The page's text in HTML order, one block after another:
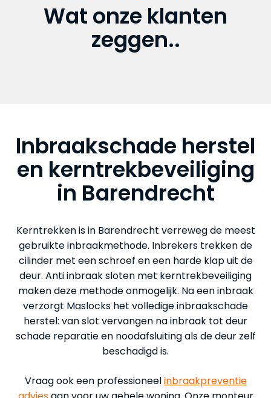
Wat onze klanten
zeggen..
Inbraakschade herstel
en kerntrekbeveiliging
in Barendrecht
Kerntrekken is in Barendrecht verreweg de meest
gebruikte inbraakmethode. Inbrekers trekken de
cilinder met een schroef en een harde klap uit de
deur. Anti inbraak sloten met kerntrekbeveiliging
maken deze methode onmogelijk. Na een inbraak
verzorgt Maslocks het volledige inbraakschade
herstel: van slot vervangen na inbraak tot deur
schade reparatie en noodafsluiting als de deur zelf
beschadigd is.
Vraag ook een professioneelinbraakpreventie